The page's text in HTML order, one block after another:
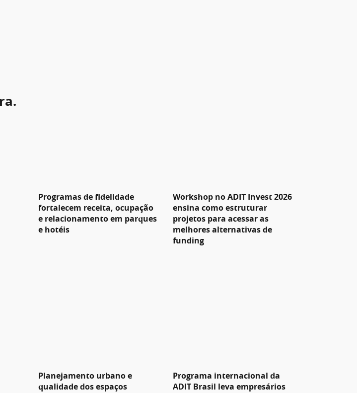
Programas de fidelidade
fortalecem receita, ocupação
e relacionamento em parques
e hotéis
Workshop no ADIT Invest 2026
ensina como estruturar
projetos para acessar as
melhores alternativas de
funding
Planejamento urbano e
qualidade dos espaços
Programa internacional da
ADIT Brasil leva empresários